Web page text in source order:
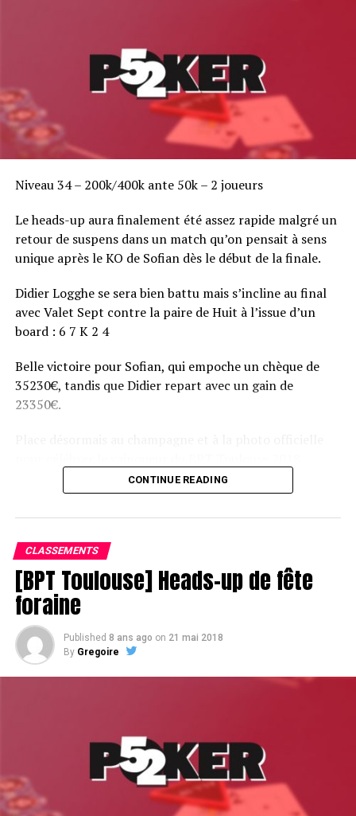
Niveau 34 – 200k/400k ante 50k – 2 joueurs
Le heads-up aura finalement été assez rapide malgré un
retour de suspens dans un match qu’on pensait à sens
unique après le KO de Sofian dès le début de la finale.
Didier Logghe se sera bien battu mais s’incline au final
avec Valet Sept contre la paire de Huit à l’issue d’un
board : 6 7 K 2 4
Belle victoire pour Sofian, qui empoche un chèque de
35230€, tandis que Didier repart avec un gain de
23350€.
CONTINUE READING
CLASSEMENTS
[BPT Toulouse] Heads-up de fête
foraine
Published 8 ans ago on 21 mai 2018
By Gregoire